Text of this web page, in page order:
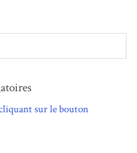
sur le bouton